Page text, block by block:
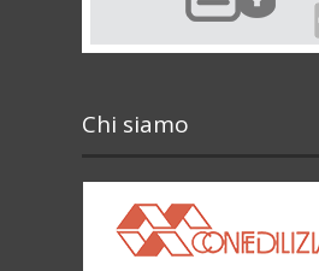
Chi siamo